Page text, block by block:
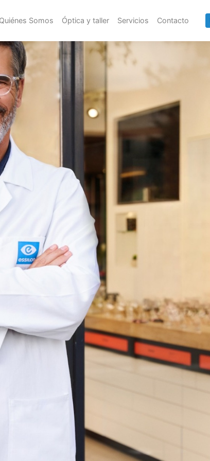
Quiénes Somos Óptica y taller Servicios Contacto